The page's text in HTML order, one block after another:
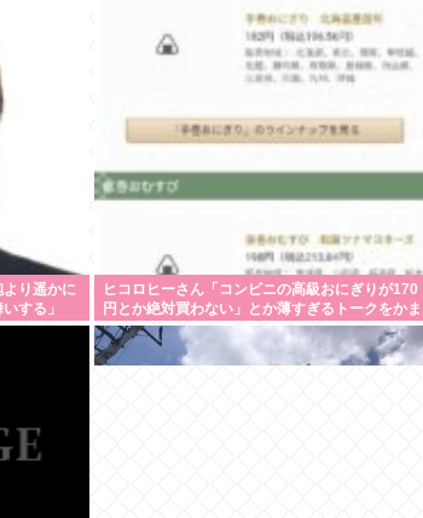
り遥かに
する」
ヒコロヒーさん「コンビニの高級おにぎりが170
円とか絶対買わない」とか薄すぎるトークをかま
してしまう